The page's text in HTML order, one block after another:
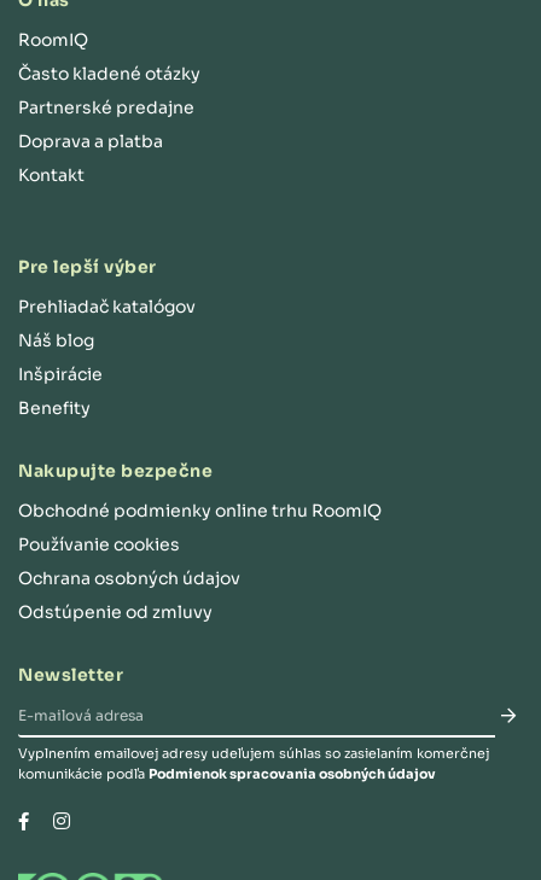
RoomIQ
Často kladené otázky
Partnerské predajne
Doprava a platba
Kontakt
Pre lepší výber
Prehliadač katalógov
Náš blog
Inšpirácie
Benefity
Nakupujte bezpečne
Obchodné podmienky online trhu RoomIQ
Používanie cookies
Ochrana osobných údajov
Odstúpenie od zmluvy
Newsletter
Vyplnením emailovej adresy udeľujem súhlas so zasielaním komerčnej
komunikácie podľa Podmienok spracovania osobných údajov
FacebookInstagram